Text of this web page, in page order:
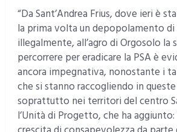
“Da Sant’Andrea Frius, dove ieri è
la prima volta un depopolamento
illegalmente, all’agro di Orgosolo la
percorrere per eradicare la PSA è
ancora impegnativa, nonostante i
che si stanno raccogliendo in
soprattutto nei territori del centro
l’Unità di Progetto, che ha